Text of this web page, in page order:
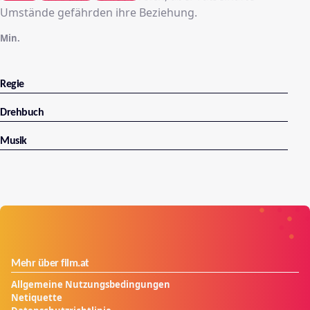
Umstände gefährden ihre Beziehung.
Min.
Regie
Drehbuch
Musik
Mehr über film.at
Allgemeine Nutzungsbedingungen
Netiquette